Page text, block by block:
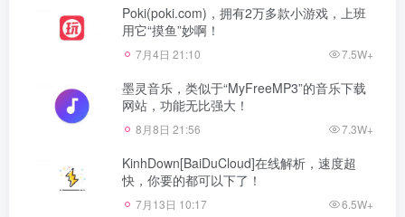
Poki(poki.com)，拥有2万多款小游戏，上班
用它“摸鱼”妙啊！
7月4日 21:10 7.5W+
墨灵音乐，类似于“MyFreeMP3”的音乐下载
网站，功能无比强大！
8月8日 21:56 7.3W+
KinhDown[BaiDuCloud]在线解析，速度超
快，你要的都可以下了！
7月13日 10:17 6.5W+